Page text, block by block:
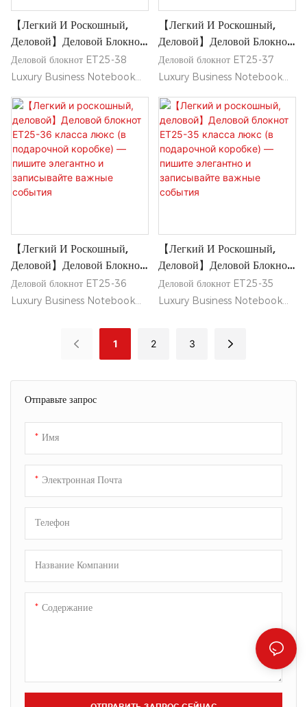
Отправьте запрос
Имя
Электронная Почта
Телефон
Название Компании
Содержание
изяществом и стильно
запечатлевать самые смелые
идеи.
достоинством и стильно
запечатлевать самые смелые
идеи.
【Легкий И Роскошный,
Деловой】Деловой Блокнот
ET25-38 Класса Люкс (в
Подарочной Коробке) —
Записывайте Важные
События
Деловой блокнот ET25-38
Luxury Business Notebook
сочетает в себе элегантный,
легкий дизайн и изысканный
профессиональный внешний
вид, идеально подходящий для
деловой обстановки.
Поставляемый в стильной
подарочной коробке, он
изяществом и стильно
запечатлевать самые смелые
идеи.
【Легкий И Роскошный,
Деловой】Деловой Блокнот
ET25-37 Класса Люкс (в
Подарочной Коробке) —
Записывайте Важные
События
Деловой блокнот ET25-37
Luxury Business Notebook
сочетает в себе элегантный,
легкий дизайн и изысканный
профессиональный внешний
вид, идеально подходящий для
деловой обстановки.
Поставляемый в стильной
подарочной коробке, он
изяществом и стильно
запечатлевать самые смелые
идеи.
【Легкий И Роскошный,
Деловой】Деловой Блокнот
ET25-36 Класса Люкс (в
Подарочной Коробке) —
Записывайте Важные
Деловой блокнот ET25-36
Luxury Business Notebook
профессиональный вид,
Поставляемый в стильной
подарочной коробке, он
позволит вам писать с
изяществом и стильно
【Легкий И Роскошный,
Деловой】Деловой Блокнот
ET25-35 Класса Люкс (в
Подарочной Коробке) —
События
Деловой блокнот ET25-35
Luxury Business Notebook
профессиональный внешний
подарочной коробке, он
изяществом и стильно
1 2 3